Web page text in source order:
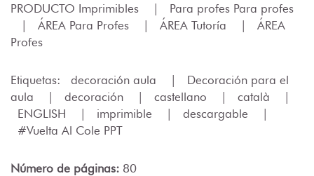
PRODUCTO Imprimibles
|
Para profes Para profes
|
ÁREA Para Profes | ÁREA Tutoría |
ÁREA
Profes
Etiquetas: decoración aula |
Decoración para el
aula
| decoración | castellano | català
|
ENGLISH
| imprimible | descargable
|
#Vuelta Al Cole PPT
Número de páginas: 80